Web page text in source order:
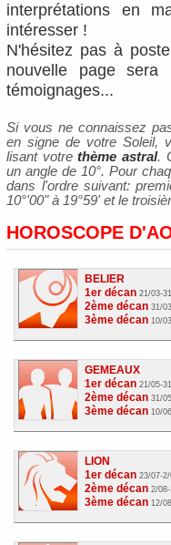
interprétations en
intéresser !
N'hésitez pas à
nouvelle page sera
témoignages...
Si vous ne connaissez
en signe de votre Soleil,
lisant votrethème astral.
un angle de 10°. Pour
dans l'ordre suivant:
10°'00" à 19°59' et le
HOROSCOPE
BELIER
1er décan 21/03-
2ème décan 31/
3ème décan 10/
GEMEAUX
1er décan 21/05-
2ème décan 31/
3ème décan 10/
LION
1er décan 23/07-
2ème décan 2/
3ème décan 12/